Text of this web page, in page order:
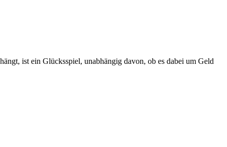
ist ein Glücksspiel, unabhängig davon, ob es dabei um Geld